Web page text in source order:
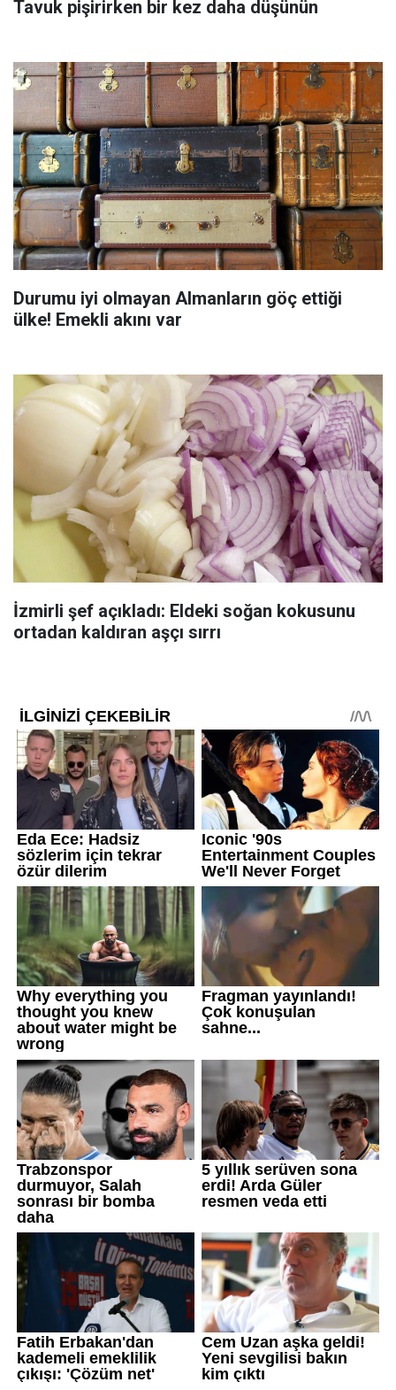
Tavuk pişirirken bir kez daha düşünün
Durumu iyi olmayan Almanların göç ettiği
ülke! Emekli akını var
İzmirli şef açıkladı: Eldeki soğan kokusunu
ortadan kaldıran aşçı sırrı